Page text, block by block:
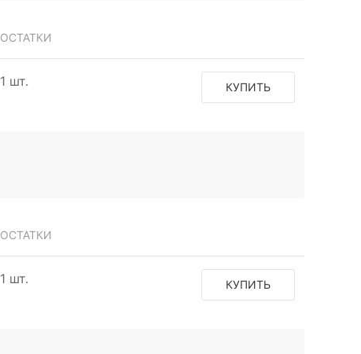
ОСТАТКИ
1 шт. КУПИТЬ
ОСТАТКИ
1 шт. КУПИТЬ